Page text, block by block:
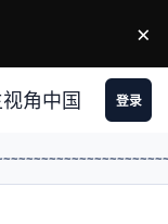
×
角中国 登录